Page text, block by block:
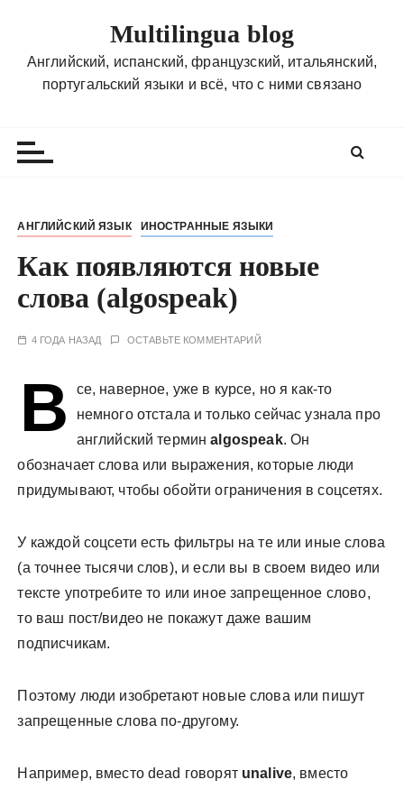
Multilingua blog
Английский, испанский, французский, итальянский,
португальский языки и всё, что с ними связано
АНГЛИЙСКИЙ ЯЗЫК ИНОСТРАННЫЕ ЯЗЫКИ
Как появляются новые
слова (algospeak)
4 ГОДА НАЗАД ОСТАВЬТЕ КОММЕНТАРИЙ
В
се, наверное, уже в курсе, но я как-то
немного отстала и только сейчас узнала про
английский терминalgospeak. Он
обозначает слова или выражения, которые люди
придумывают, чтобы обойти ограничения в соцсетях.
У каждой соцсети есть фильтры на те или иные слова
(а точнее тысячи слов), и если вы в своем видео или
тексте употребите то или иное запрещенное слово,
то ваш пост/видео не покажут даже вашим
подписчикам.
Поэтому люди изобретают новые слова или пишут
запрещенные слова по-другому.
Например, вместо dead говорят unalive, вместо